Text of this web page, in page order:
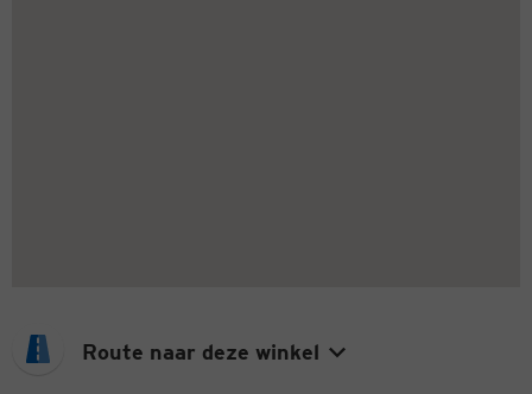
Route naar deze winkel